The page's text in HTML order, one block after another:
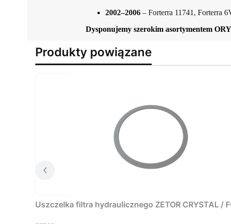
2002–2006– Forterra 11741, Forterra
Dysponujemy szerokim asortymentem
Produkty powiązane
Uszczelka filtra hydraulicznego ZETOR CRYSTAL /